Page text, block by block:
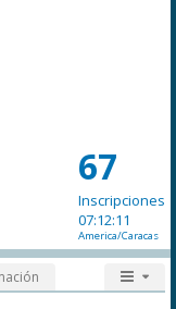
67
Inscripciones
07:12:11
America/Caracas